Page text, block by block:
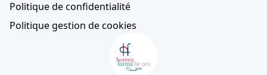
Politique de confidentialité
Politique gestion de cookies